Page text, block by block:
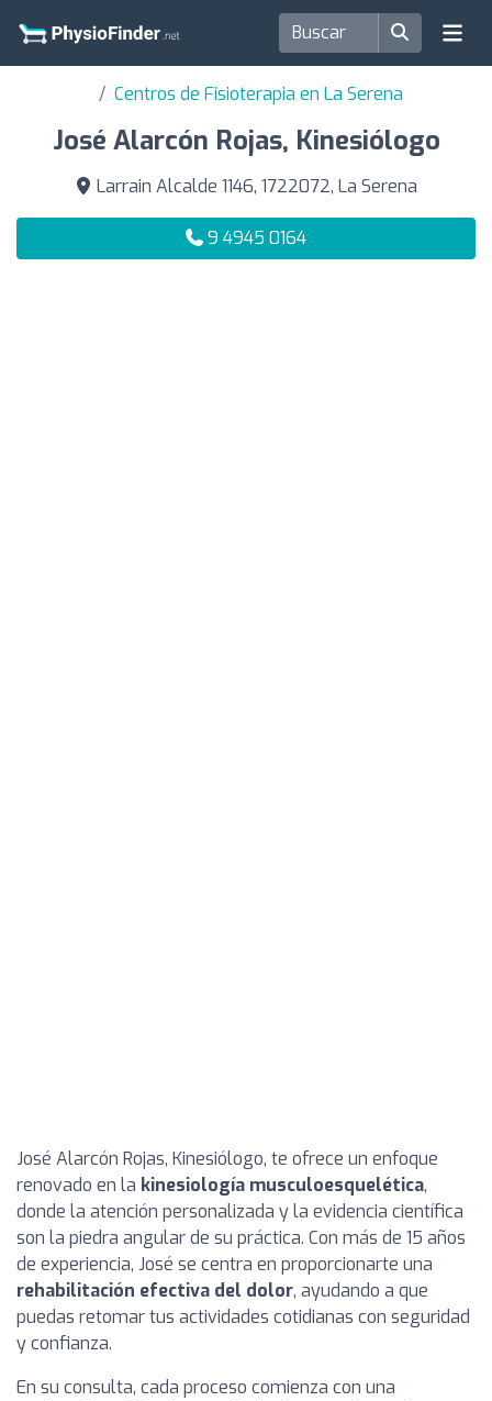
Centros de Fisioterapia en La Serena
José Alarcón Rojas, Kinesiólogo
Larrain Alcalde 1146, 1722072, La Serena
9 4945 0164
José Alarcón Rojas, Kinesiólogo, te ofrece un enfoque
renovado en la kinesiología musculoesquelética,
donde la atención personalizada y la evidencia científica
son la piedra angular de su práctica. Con más de 15 años
de experiencia, José se centra en proporcionarte una
rehabilitación efectiva del dolor, ayudando a que
puedas retomar tus actividades cotidianas con seguridad
y confianza.
En su consulta, cada proceso comienza con una